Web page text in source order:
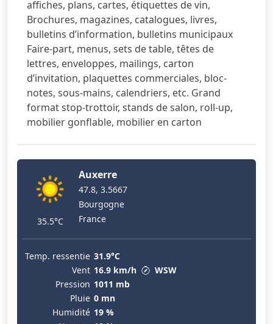
affiches, plans, cartes, étiquettes de vin,
Brochures, magazines, catalogues, livres,
bulletins d’information, bulletins municipaux
Faire-part, menus, sets de table, têtes de
lettres, enveloppes, mailings, carton
d’invitation, plaquettes commerciales, bloc-
notes, sous-mains, calendriers, etc. Grand
format stop-trottoir, stands de salon, roll-up,
mobilier gonflable, mobilier en carton
35.5°C
Auxerre
47.8, 3.5667
Bourgogne
France
Temp. ressentie 31.9°C
Vent 16.9 km/h
WSW
Pression 1011 mb
Pluie 0 mn
Humidité 19 %